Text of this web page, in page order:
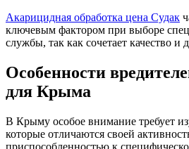
Акарицидная обработка цена Судак
ключевым фактором при выборе
службы, так как сочетает качество и
Особенности
для Крыма
В Крыму особое внимание требует
которые отличаются своей
приспособленностью к